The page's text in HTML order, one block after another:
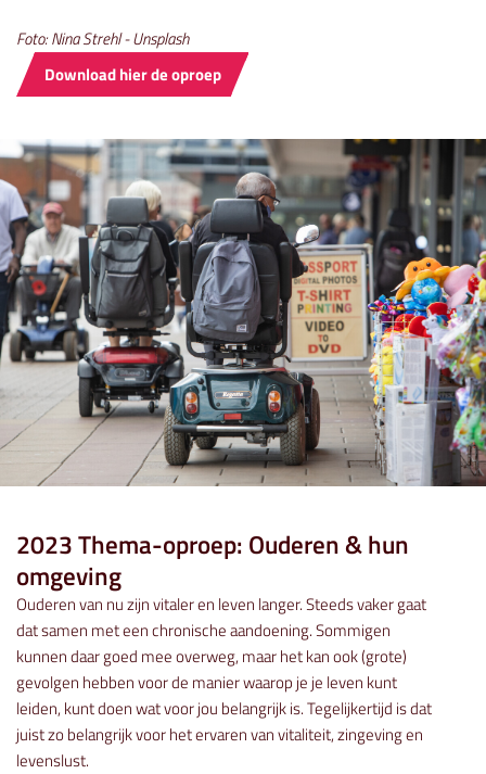
Foto: Nina Strehl - Unsplash
Download hier de oproep
2023 Thema-oproep: Ouderen & hun
omgeving
Ouderen van nu zijn vitaler en leven langer. Steeds vaker gaat
dat samen met een chronische aandoening. Sommigen
kunnen daar goed mee overweg, maar het kan ook (grote)
gevolgen hebben voor de manier waarop je je leven kunt
leiden, kunt doen wat voor jou belangrijk is. Tegelijkertijd is dat
juist zo belangrijk voor het ervaren van vitaliteit, zingeving en
levenslust.